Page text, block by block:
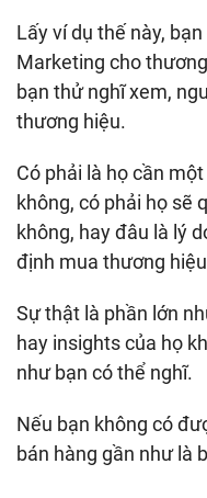
Lấy ví dụ thế này,
Marketing cho
bạn thử nghĩ xem,
thương hiệu.
Có phải là họ cần
không, có phải họ sẽ
không, hay đâu là lý
định mua thương
Sự thật là phần lớn
hay insights của họ
như bạn có thể nghĩ.
Nếu bạn không có
bán hàng gần như là